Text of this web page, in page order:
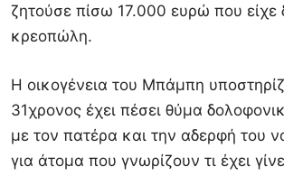
ζητούσε πίσω 17.000 ευρώ που είχε
κρεοπώλη.
Η οικογένεια του Μπάμπη
31χρονος έχει πέσει θύμα
με τον πατέρα και την αδερφή του
για άτομα που γνωρίζουν τι έχει